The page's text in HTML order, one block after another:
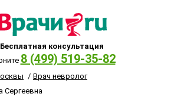
Бесплатная консультация
8 (499) 519-35-82
Врач невролог
Сергеевна